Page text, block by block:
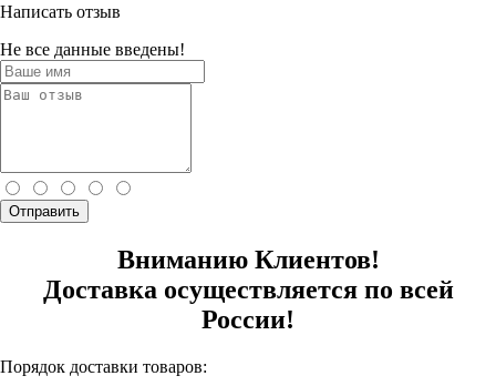
Написать отзыв
Не все данные введены!
Отправить
Вниманию Клиентов!
Доставка осуществляется по всей
России!
Порядок доставки товаров: